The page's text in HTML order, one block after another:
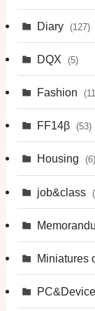
Diary (127)
DQX (5)
Fashion
FF14β (53)
Housing (6)
job&class
Miniatures
PC&Device